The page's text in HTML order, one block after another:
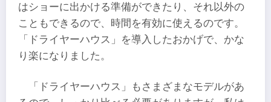
はショーに出かける準備ができたり、それ以外の
こともできるので、時間を有効に使えるのです。
「ドライヤーハウス」を導入したおかげで、かな
り楽になりました。
「ドライヤーハウス」もさまざまなモデルがあ